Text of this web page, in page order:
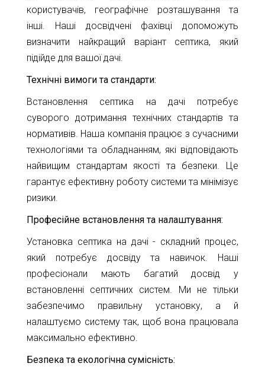
користувачів, географічне розташування та
інші. Наші досвідчені фахівці допоможуть
визначити найкращий варіант септика, який
підійде для вашої дачі.
Технічні вимоги та стандарти:
Встановлення септика на дачі потребує
суворого дотримання технічних стандартів та
нормативів. Наша компанія працює з сучасними
технологіями та обладнанням, які відповідають
найвищим стандартам якості та безпеки. Це
гарантує ефективну роботу системи та мінімізує
ризики.
Професійне встановлення та налаштування:
Установка септика на дачі - складний процес,
який потребує досвіду та навичок. Наші
професіонали мають багатий досвід у
встановленні септичних систем. Ми не тільки
забезпечимо правильну установку, а й
налаштуємо систему так, щоб вона працювала
максимально ефективно.
Безпека та екологічна сумісність: